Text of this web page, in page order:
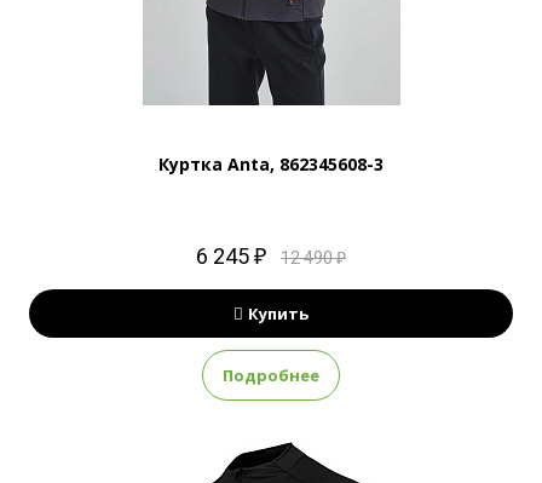
Куртка Anta, 862345608-3
6 245 ₽ 12 490 ₽
Купить
Подробнее